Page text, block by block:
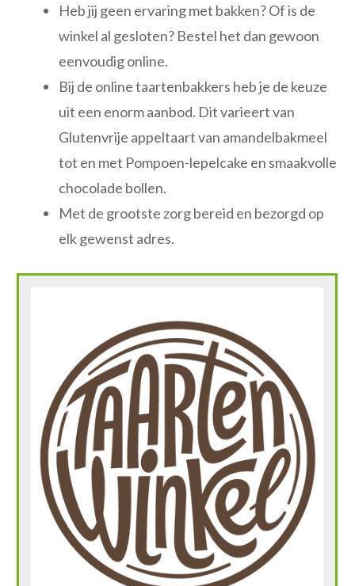
Heb jij geen ervaring met bakken? Of is de
winkel al gesloten? Bestel het dan gewoon
eenvoudig online.
Bij de online taartenbakkers heb je de keuze
uit een enorm aanbod. Dit varieert van
Glutenvrije appeltaart van amandelbakmeel
tot en met Pompoen-lepelcake en smaakvolle
chocolade bollen.
Met de grootste zorg bereid en bezorgd op
elk gewenst adres.